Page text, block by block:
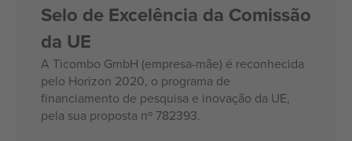
Selo de Excelência da Comissão
da UE
A Ticombo GmbH (empresa-mãe) é reconhecida
pelo Horizon 2020, o programa de
financiamento de pesquisa e inovação da UE,
pela sua proposta nº 782393.